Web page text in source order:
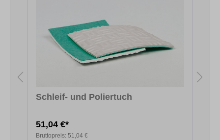
Schleif- und Poliertuch
51,04 €*
Bruttopreis: 51,04 €